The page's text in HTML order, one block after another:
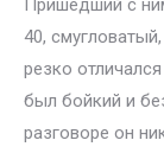
Пришедший с
40,
резко
был бойкий и
разговоре он